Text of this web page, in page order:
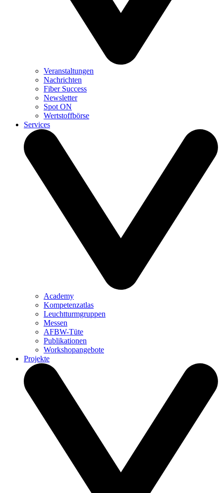
Veranstaltungen
Nachrichten
Fiber Success
Newsletter
Spot ON
Wertstoffbörse
Services
Academy
Kompetenzatlas
Leuchtturm­gruppen
Messen
AFBW-Tüte
Publikationen
Workshopangebote
Projekte